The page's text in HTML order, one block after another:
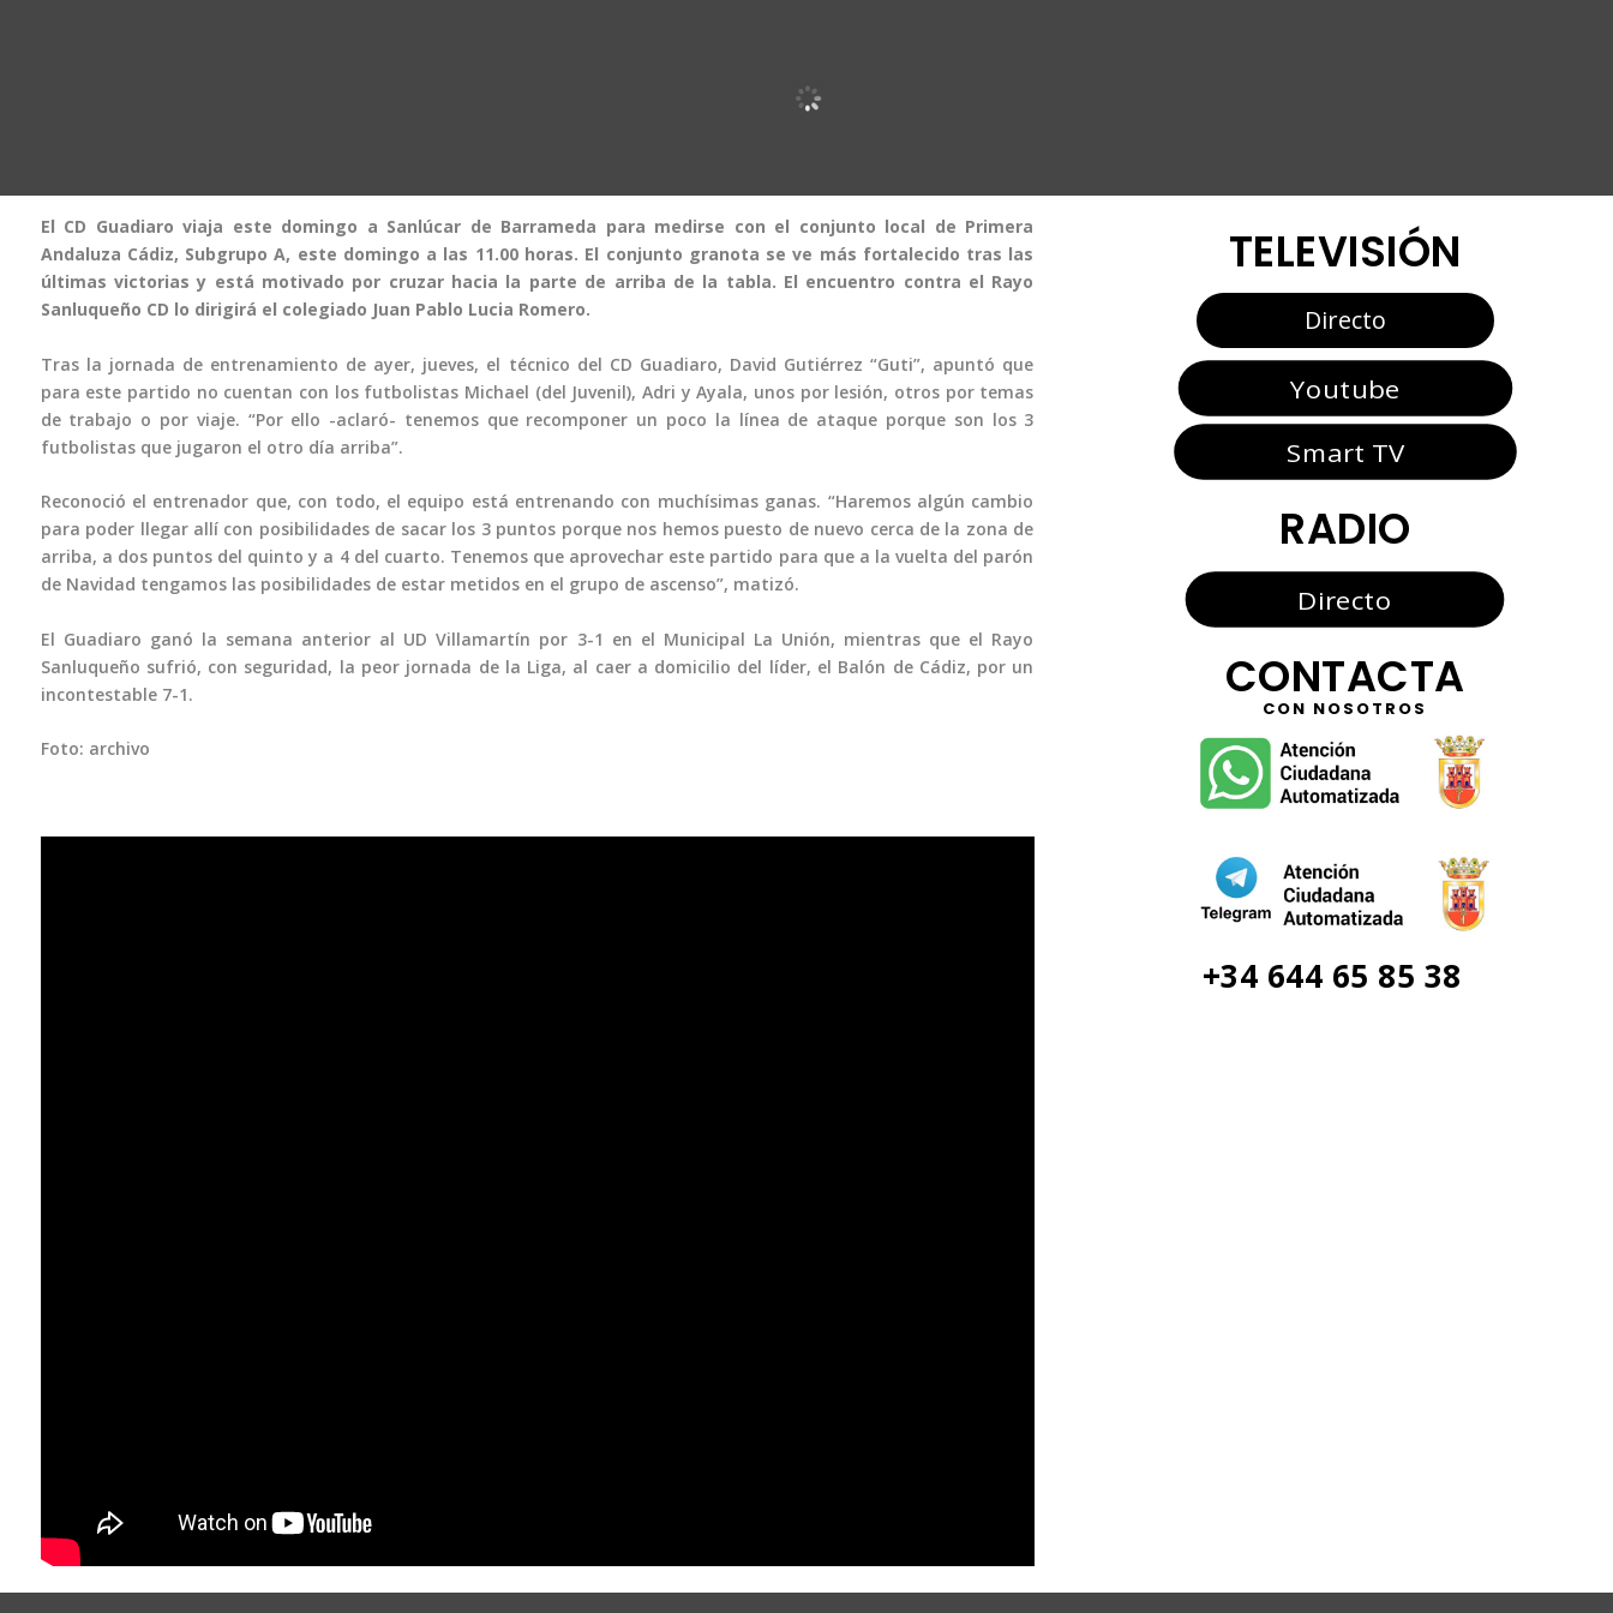
El CD Guadiaro viaja este domingo a Sanlúcar de Barrameda para medirse con el conjunto local de Primera
Andaluza Cádiz, Subgrupo A, este domingo a las 11.00 horas. El conjunto granota se ve más fortalecido tras las
últimas victorias y está motivado por cruzar hacia la parte de arriba de la tabla. El encuentro contra el Rayo
Sanluqueño CD lo dirigirá el colegiado Juan Pablo Lucia Romero.
Tras la jornada de entrenamiento de ayer, jueves, el técnico del CD Guadiaro, David Gutiérrez “Guti”, apuntó que
para este partido no cuentan con los futbolistas Michael (del Juvenil), Adri y Ayala, unos por lesión, otros por temas
de trabajo o por viaje. “Por ello -aclaró- tenemos que recomponer un poco la línea de ataque porque son los 3
futbolistas que jugaron el otro día arriba”.
Reconoció el entrenador que, con todo, el equipo está entrenando con muchísimas ganas. “Haremos algún cambio
para poder llegar allí con posibilidades de sacar los 3 puntos porque nos hemos puesto de nuevo cerca de la zona de
arriba, a dos puntos del quinto y a 4 del cuarto. Tenemos que aprovechar este partido para que a la vuelta del parón
de Navidad tengamos las posibilidades de estar metidos en el grupo de ascenso”, matizó.
El Guadiaro ganó la semana anterior al UD Villamartín por 3-1 en el Municipal La Unión, mientras que el Rayo
Sanluqueño sufrió, con seguridad, la peor jornada de la Liga, al caer a domicilio del líder, el Balón de Cádiz, por un
incontestable 7-1.
Foto: archivo
TELEVISIÓN
Directo
Youtube
Smart TV
RADIO
Directo
CONTACTA
CON NOSOTROS
+34 644 65 85 38